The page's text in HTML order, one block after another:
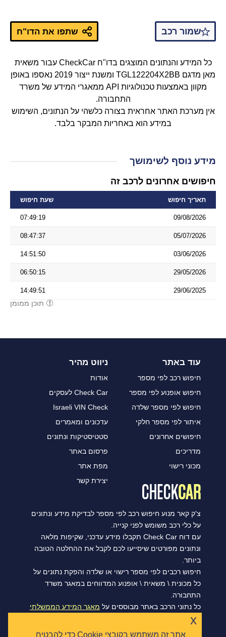
שמור רכב שתפו את הדו"ח
כל המידע והנתונים המוצגים בדו"ח CheckCar עבור משאית
מאן מדגם TGL122204X2BB ומשנת ייצור 2019 נאספו באופן
מקוון באמצעות טכנולוגיות API ממאגרי המידע של משרד
התחבורה.
אין מערכת האתר אחראית בצורה כלשהי על הנתונים, השימוש
במידע הוא באחריות המבקר בלבד.
מידע נוסף לשימושך
חיפושים אחרונים לרכב זה
תאריך חיפוש שעת חיפוש
09/08/2026
07:49:19
05/07/2026
08:47:37
03/06/2026
14:51:50
29/05/2026
06:50:15
29/06/2025
14:49:51
תוכן ממומן
עוד באתר
חיפוש רכב לפי מספר
חיפוש אופנוע לפי מספר
חיפוש לפי מספר שלדה
איתור לפי מספר חלקי
חיפושים אחרונים
מדריכים
מכוני רישוי
ניווט מהיר
אודות
Check Car לעסקים
Israeli VIN Check
עדכונים ומאמרים
סטטיסטיקות ונתונים
פרסום באתר
מפת אתר
יצירת קשר
צ'ק קאר מנוע חיפוש רכב לפי מספר לבדיקת מידע ונתונים
על כלי רכב משומש לפני קנייה.
עם דוח Check Car תקבלו מידע עדכני, שקיפות מלאה
ונתונים מפורטים שיסייעו לכם לקבל את ההחלטה הטובה
ביותר.
חיפוש רכבים לפי מספר רישוי או שלדה והפקת נתונים על
כל מכונית \ משאית \ אופנוע המדווחים במאגר משרד
התחבורה.
כל נתוני הרכב באתר מבוססים על מאגר המידע הממשלתי
הפתוח של משרד התחבורה, ומסתנכרנים מדי יום.
אתר זה משתמש בקובצי Cookie כדי להבטיח
x